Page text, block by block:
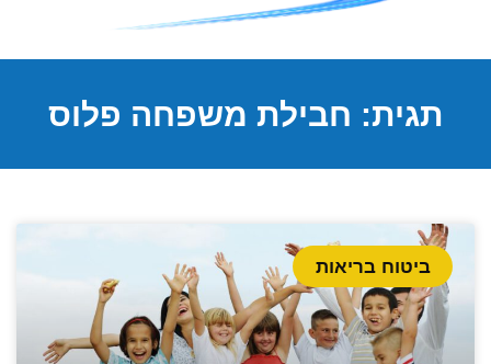
תגית: חבילת משפחה פלוס
ביטוח בריאות